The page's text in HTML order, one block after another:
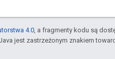
4.0, a fragmenty kodu są
jest zastrzeżonym znakiem